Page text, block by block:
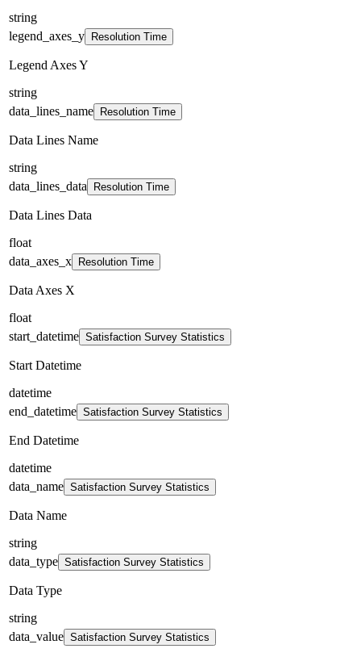
string
legend_axes_y
Resolution Time
Legend Axes Y
string
data_lines_name
Resolution Time
Data Lines Name
string
data_lines_data
Resolution Time
Data Lines Data
float
data_axes_x
Resolution Time
Data Axes X
float
start_datetime Satisfaction Survey Statistics
Start Datetime
datetime
end_datetime Satisfaction Survey Statistics
End Datetime
datetime
data_name Satisfaction Survey Statistics
Data Name
string
data_type Satisfaction Survey Statistics
Data Type
string
data_value Satisfaction Survey Statistics